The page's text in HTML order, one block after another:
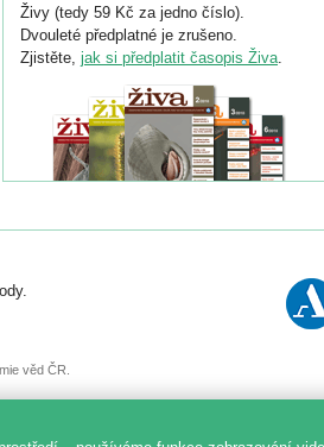
Živy (tedy 59 Kč za jedno číslo).
Dvouleté předplatné je zrušeno.
Zjistěte, jak si předplatit časopis Živa.
věd ČR.